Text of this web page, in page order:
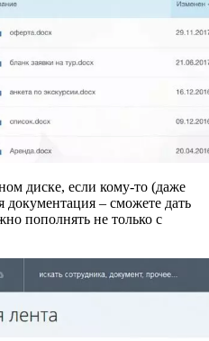
диске, если кому-то (даже
документация – сможете дать
пополнять не только с